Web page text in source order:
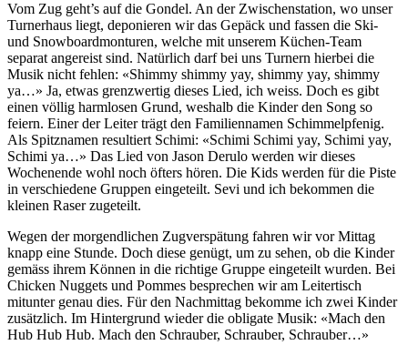
Vom Zug geht’s auf die Gondel. An der Zwischenstation, wo unser
Turnerhaus liegt, deponieren wir das Gepäck und fassen die Ski-
und Snowboardmonturen, welche mit unserem Küchen-Team
separat angereist sind. Natürlich darf bei uns Turnern hierbei die
Musik nicht fehlen: «Shimmy shimmy yay, shimmy yay, shimmy
ya…» Ja, etwas grenzwertig dieses Lied, ich weiss. Doch es gibt
einen völlig harmlosen Grund, weshalb die Kinder den Song so
feiern. Einer der Leiter trägt den Familiennamen Schimmelpfenig.
Als Spitznamen resultiert Schimi: «Schimi Schimi yay, Schimi yay,
Schimi ya…» Das Lied von Jason Derulo werden wir dieses
Wochenende wohl noch öfters hören. Die Kids werden für die Piste
in verschiedene Gruppen eingeteilt. Sevi und ich bekommen die
kleinen Raser zugeteilt.
Wegen der morgendlichen Zugverspätung fahren wir vor Mittag
knapp eine Stunde. Doch diese genügt, um zu sehen, ob die Kinder
gemäss ihrem Können in die richtige Gruppe eingeteilt wurden. Bei
Chicken Nuggets und Pommes besprechen wir am Leitertisch
mitunter genau dies. Für den Nachmittag bekomme ich zwei Kinder
zusätzlich. Im Hintergrund wieder die obligate Musik: «Mach den
Hub Hub Hub. Mach den Schrauber, Schrauber, Schrauber…»